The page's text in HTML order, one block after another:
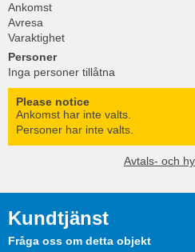
Ankomst
Avresa
Varaktighet
Personer
Inga personer tillåtna
Please notice
Ankomst har inte valts.
Personer har inte valts.
Avtals- och
Kundtjänst
Fråga oss om detta objekt